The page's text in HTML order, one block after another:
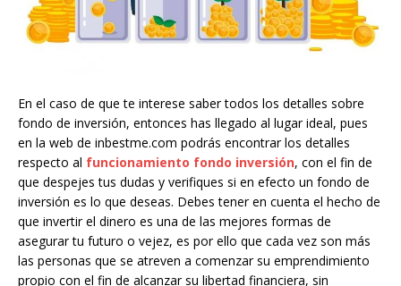
En el caso de que te interese saber todos los detalles sobre
fondo de inversión, entonces has llegado al lugar ideal, pues
en la web de inbestme.com podrás encontrar los detalles
respecto al funcionamiento fondo inversión, con el fin de
que despejes tus dudas y verifiques si en efecto un fondo de
inversión es lo que deseas. Debes tener en cuenta el hecho de
que invertir el dinero es una de las mejores formas de
asegurar tu futuro o vejez, es por ello que cada vez son más
las personas que se atreven a comenzar su emprendimiento
propio con el fin de alcanzar su libertad financiera, sin